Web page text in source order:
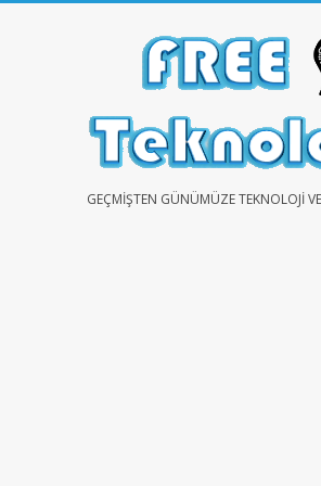
FREEGEÇMIŞTEN GÜNÜMÜZE TEKNOLOJI